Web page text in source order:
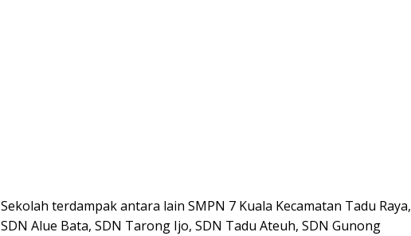
Sekolah terdampak antara lain SMPN 7 Kuala Kecamatan Tadu Raya,
SDN Alue Bata, SDN Tarong Ijo, SDN Tadu Ateuh, SDN Gunong